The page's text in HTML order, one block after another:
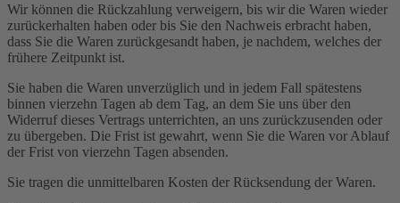
Wir können die Rückzahlung verweigern, bis wir die Waren wieder
zurückerhalten haben oder bis Sie den Nachweis erbracht haben,
dass Sie die Waren zurückgesandt haben, je nachdem, welches der
frühere Zeitpunkt ist.
Sie haben die Waren unverzüglich und in jedem Fall spätestens
binnen vierzehn Tagen ab dem Tag, an dem Sie uns über den
Widerruf dieses Vertrags unterrichten, an uns zurückzusenden oder
zu übergeben. Die Frist ist gewahrt, wenn Sie die Waren vor Ablauf
der Frist von vierzehn Tagen absenden.
Sie tragen die unmittelbaren Kosten der Rücksendung der Waren.